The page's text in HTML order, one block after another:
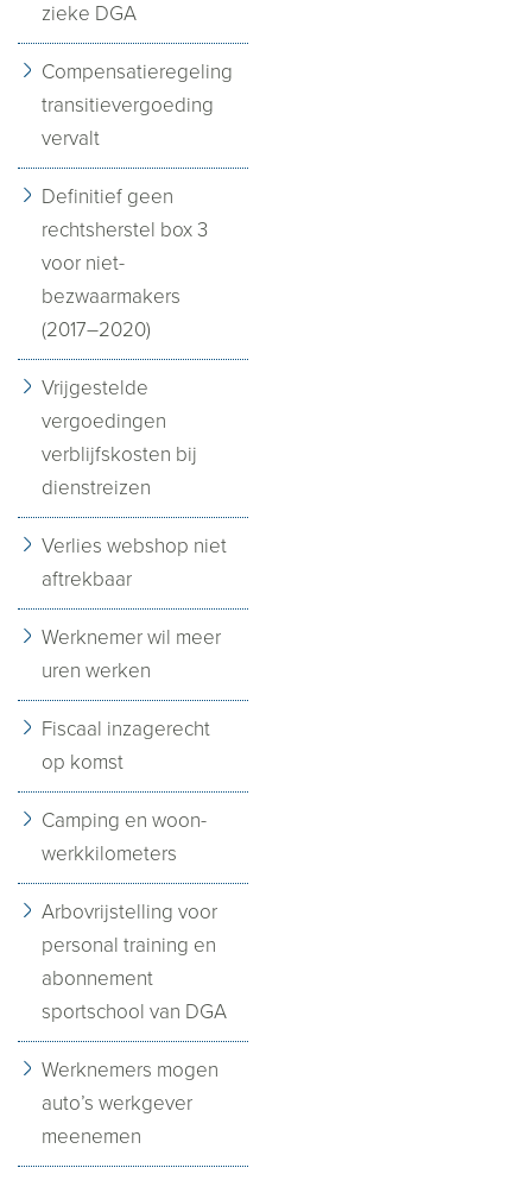
zieke DGA
Compensatieregeling
transitievergoeding
vervalt
Definitief geen
rechtsherstel box 3
voor niet-
bezwaarmakers
(2017–2020)
Vrijgestelde
vergoedingen
verblijfskosten bij
dienstreizen
Verlies webshop niet
aftrekbaar
Werknemer wil meer
uren werken
Fiscaal inzagerecht
op komst
Camping en woon-
werkkilometers
Arbovrijstelling voor
personal training en
abonnement
sportschool van DGA
Werknemers mogen
auto’s werkgever
meenemen